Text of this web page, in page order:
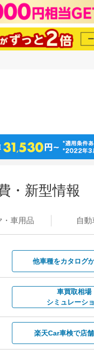
・新型情報
車用品 自動
他車種をカタログ
車買取相場
シミュレーシ
楽天Car車検で店